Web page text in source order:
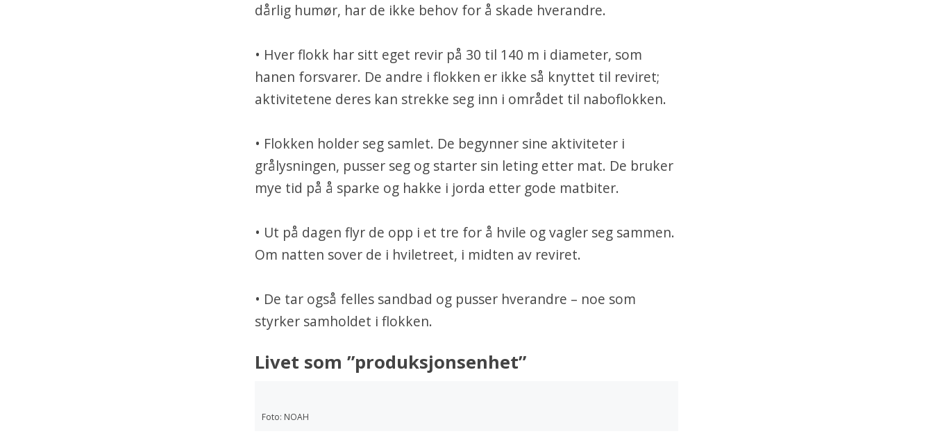
dårlig humør, har de ikke behov for å skade hverandre.
• Hver flokk har sitt eget revir på 30 til 140 m i diameter, som
hanen forsvarer. De andre i flokken er ikke så knyttet til reviret;
aktivitetene deres kan strekke seg inn i området til naboflokken.
• Flokken holder seg samlet. De begynner sine aktiviteter i
grålysningen, pusser seg og starter sin leting etter mat. De bruker
mye tid på å sparke og hakke i jorda etter gode matbiter.
• Ut på dagen flyr de opp i et tre for å hvile og vagler seg sammen.
Om natten sover de i hviletreet, i midten av reviret.
• De tar også felles sandbad og pusser hverandre – noe som
styrker samholdet i flokken.
Livet som ”produksjonsenhet”
Foto: NOAH